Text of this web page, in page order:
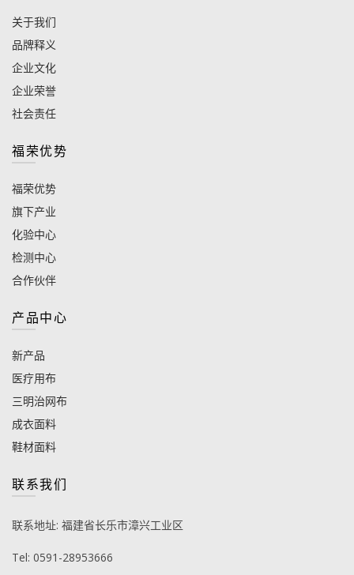
关于我们
品牌释义
企业文化
企业荣誉
社会责任
福荣优势
福荣优势
旗下产业
化验中心
检测中心
合作伙伴
产品中心
新产品
医疗用布
三明治网布
成衣面料
鞋材面料
联系我们
联系地址: 福建省长乐市漳兴工业区
Tel: 0591-28953666